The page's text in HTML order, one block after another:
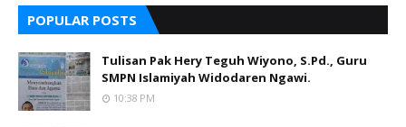
POPULAR POSTS
Tulisan Pak Hery Teguh Wiyono, S.Pd., Guru
SMPN Islamiyah Widodaren Ngawi.
10:38 PM